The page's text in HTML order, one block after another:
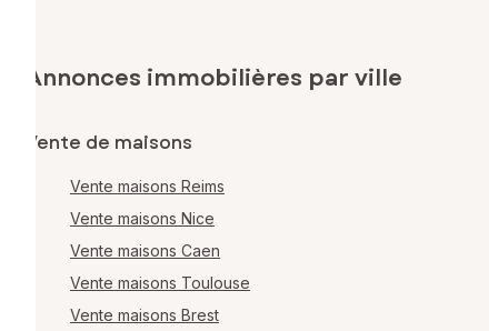
Annonces immobilières par ville
Vente de maisons
Vente maisons Reims
Vente maisons Nice
Vente maisons Caen
Vente maisons Toulouse
Vente maisons Brest